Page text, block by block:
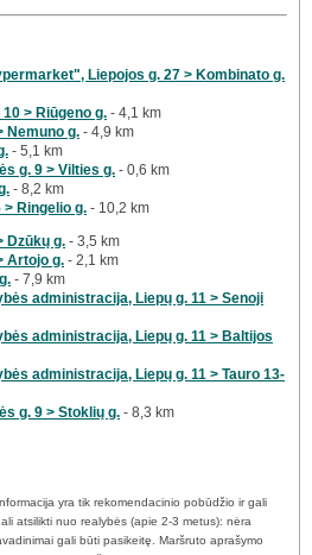
Liepojos g. 27 > Kombinato g.
> Riūgeno g. - 4,1 km
Nemuno g. - 4,9 km
- 5,1 km
g. 9 > Vilties g. - 0,6 km
- 8,2 km
> Ringelio g. - 10,2 km
Dzūkų g. - 3,5 km
Artojo g. - 2,1 km
- 7,9 km
administracija, Liepų g. 11 > Senoji
administracija, Liepų g. 11 > Baltijos
administracija, Liepų g. 11 > Tauro 13-
g. 9 > Stoklių g. - 8,3 km
yra tik rekomendacinio pobūdžio ir gali
atsilikti nuo realybės (apie 2-3 metus): nėra
gali būti pasikeitę. Maršruto aprašymo